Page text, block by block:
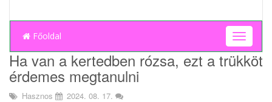
Főoldal
T
o
g
Ha van a kertedben rózsa, ezt a trükköt
érdemes megtanulni
Hasznos 2024. 08. 17.